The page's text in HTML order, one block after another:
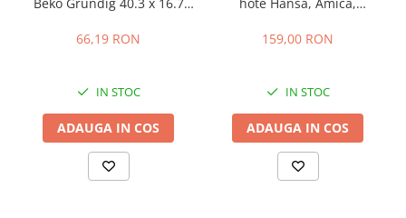
C00911422
66,19 RON
IN STOC
ADAUGA IN COS
filtru parte mobila,
159,00 RON
IN STOC
ADAUGA IN COS